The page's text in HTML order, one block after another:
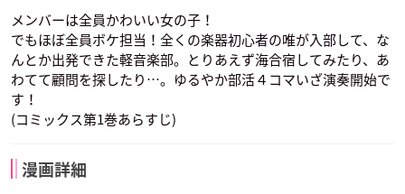
メンバーは全員かわいい女の子！
でもほぼ全員ボケ担当！全くの楽器初心者の唯が入部して、な
んとか出発できた軽音楽部。とりあえず海合宿してみたり、あ
わてて顧問を探したり…。ゆるやか部活４コマいざ演奏開始で
す！
(コミックス第1巻あらすじ)
漫画詳細